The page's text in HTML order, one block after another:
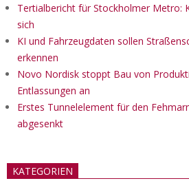
Tertialbericht für Stockholmer Metro:
sich
KI und Fahrzeugdaten sollen
erkennen
Novo Nordisk stoppt Bau von
Entlassungen an
Erstes Tunnelelement für den
abgesenkt
KATEGORIEN